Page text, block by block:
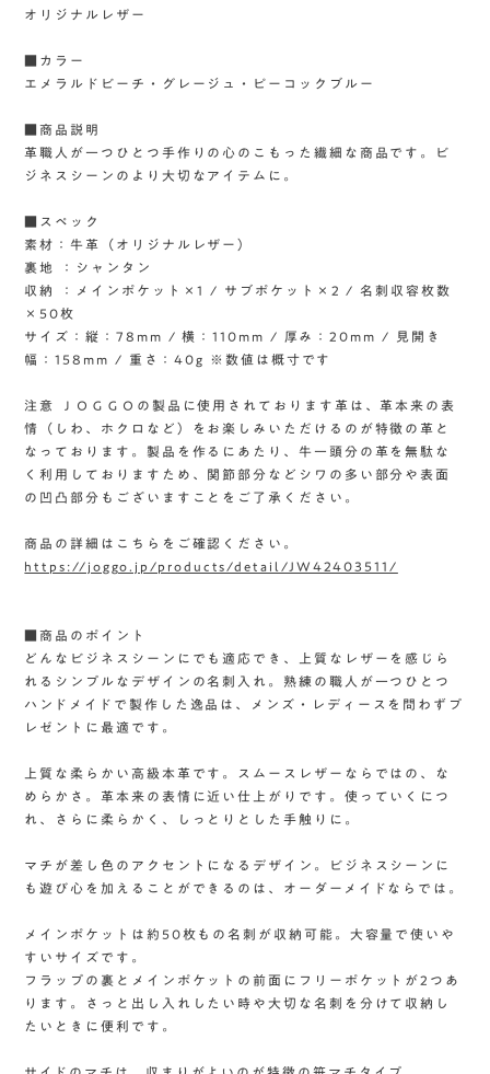
オリジナルレザー
■カラー
エメラルドビーチ・グレージュ・ピーコックブルー
■商品説明
革職人が一つひとつ手作りの心のこもった繊細な商品です。ビ
ジネスシーンのより大切なアイテムに。
■スペック
素材：牛革（オリジナルレザー）
裏地 ：シャンタン
収納 ：メインポケット×1 / サブポケット×2 / 名刺収容枚数
×50枚
サイズ：縦：78mm / 横：110mm / 厚み：20mm / 見開き
幅：158mm / 重さ：40g ※数値は概寸です
注意 ＪＯＧＧＯの製品に使用されております革は、革本来の表
情（しわ、ホクロなど）をお楽しみいただけるのが特徴の革と
なっております。製品を作るにあたり、牛一頭分の革を無駄な
く利用しておりますため、関節部分などシワの多い部分や表面
の凹凸部分もございますことをご了承ください。
商品の詳細はこちらをご確認ください。
https://joggo.jp/products/detail/JW42403511/
■商品のポイント
どんなビジネスシーンにでも適応でき、上質なレザーを感じら
れるシンプルなデザインの名刺入れ。熟練の職人が一つひとつ
ハンドメイドで製作した逸品は、メンズ・レディースを問わずプ
レゼントに最適です。
上質な柔らかい高級本革です。スムースレザーならではの、な
めらかさ。革本来の表情に近い仕上がりです。使っていくにつ
れ、さらに柔らかく、しっとりとした手触りに。
マチが差し色のアクセントになるデザイン。ビジネスシーンに
も遊び心を加えることができるのは、オーダーメイドならでは。
メインポケットは約50枚もの名刺が収納可能。大容量で使いや
すいサイズです。
フラップの裏とメインポケットの前面にフリーポケットが2つあ
ります。さっと出し入れしたい時や大切な名刺を分けて収納し
たいときに便利です。